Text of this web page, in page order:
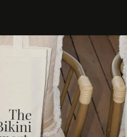
Tagoo’daki varlığını
özel bir deneyime dönüştürüyor.